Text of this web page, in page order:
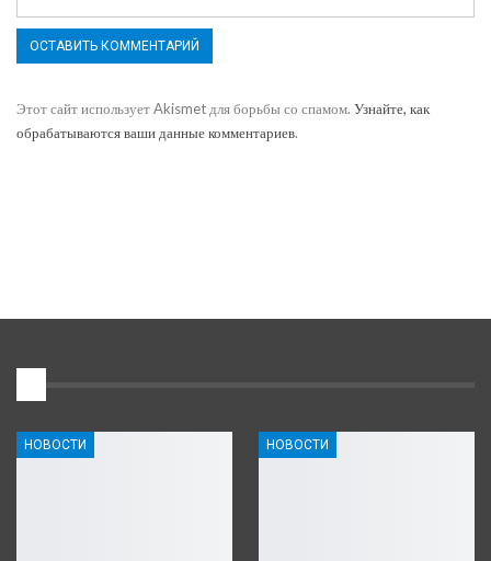
Этот сайт использует Akismet для борьбы со спамом. Узнайте, как
обрабатываются ваши данные комментариев.
НОВОСТИ НОВОСТИ